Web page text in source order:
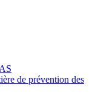
de prévention des